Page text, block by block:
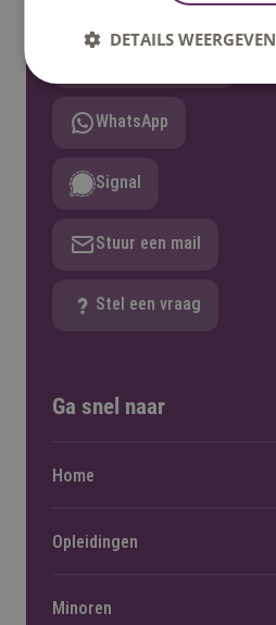
WhatsApp
Signal
Stuur een mail
Stel een vraag
Ga snel naar
Home
Opleidingen
Minoren
DETAILS WEERGEVEN